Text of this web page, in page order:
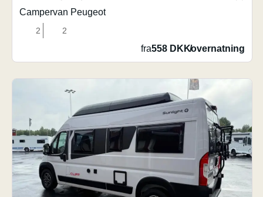
Campervan Peugeot
2 2
fra558 DKK/overnatning